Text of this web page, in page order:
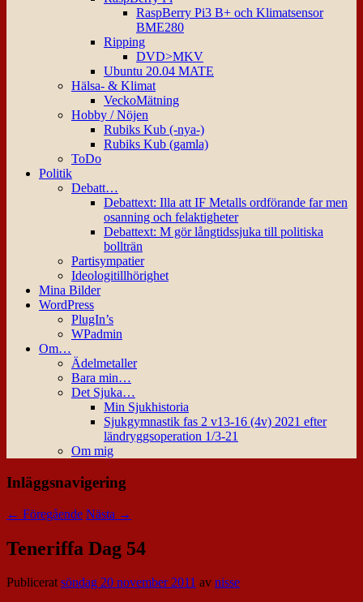
RaspBerry Pi3 B+ och Klimatsensor
BME280
Ripping
DVD>MKV
Ubuntu 20.04 MATE
Hälsa- & Klimat
VeckoMätning
Hobby / Nöjen
Rubiks Kub (-nya-)
Rubiks Kub (gamla)
ToDo
Politik
Debatt…
Debattext: Illa att IF Metalls ordförande far men
osanning och felaktigheter
Debattext: M gör långtidssjuka till politiska
bollträn
Partisympatier
Ideologitillhörighet
Mina Bilder
WordPress
PlugIn’s
WPadmin
Om…
Ädelmetaller
Bara min…
Det Sjuka…
Min Sjukhistoria
Sjukgymnastik fas 2 v13-16 (4v) 2021 efter
ländryggsoperation 1/3-21
Om mig
Inläggsnavigering
← Föregående Nästa →
Teneriffa Dag 54
Publiceratsöndag 20 november 2011 av nisse